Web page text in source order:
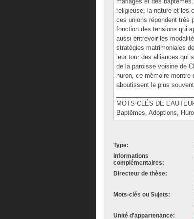
religieuse, la nature et les
ces unions répondent très
fonction des tensions qui
aussi entrevoir les
stratégies matrimoniales
leur tour des alliances qui
de la paroisse voisine de
huron, ce mémoire
aboutissent le plus
MOTS-CLÉS DE
Baptêmes, Adoptions,
Type:
Informations
complémentaires:
Directeur de thèse:
Mots-clés ou Sujets:
Unité d'appartenance: